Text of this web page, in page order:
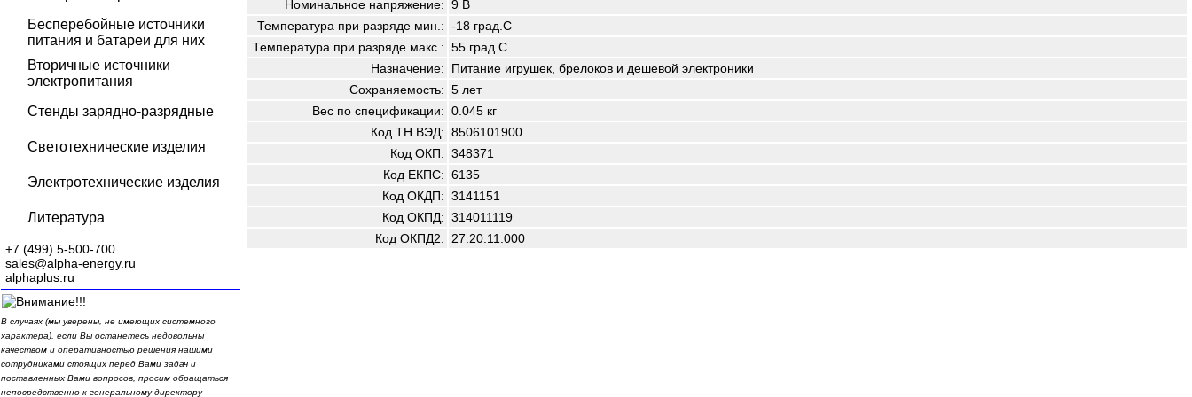
Бесперебойные источники
питания и батареи для них
Вторичные источники
электропитания
Стенды зарядно-разрядные
Светотехнические изделия
Электротехнические изделия
Литература
+7 (499) 5-500-700
sales@alpha-energy.ru
alphaplus.ru
В случаях (мы уверены, не имеющих системного
характера), если Вы останетесь недовольны
качеством и оперативностью решения нашими
сотрудниками стоящих перед Вами задач и
поставленных Вами вопросов, просим обращаться
непосредственно к генеральному директору
Номинальное напряжение: 9 В
Температура при разряде мин.: -18 град.С
Температура при разряде макс.: 55 град.С
Назначение:
Питание игрушек, брелоков и дешевой электроники
Сохраняемость: 5 лет
Вес по спецификации: 0.045 кг
Код ТН ВЭД: 8506101900
Код ОКП: 348371
Код ЕКПС: 6135
Код ОКДП: 3141151
Код ОКПД: 314011119
Код ОКПД2:
27.20.11.000